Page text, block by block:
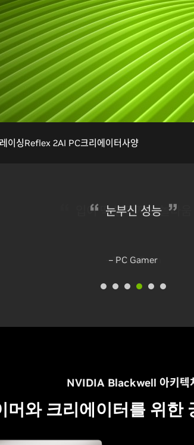
이싱Reflex 2AI PC크리에이터사양
입이 떡 벌어지는 놀라움
– TweakTown
NVIDIA Blackwell 아키텍
머와 크리에이터를 위한